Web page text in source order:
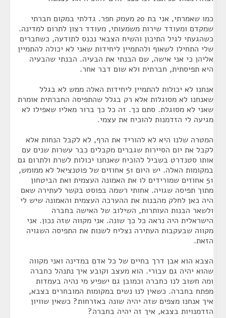
כמו שאמרתי, אני בת 20 מעמק חפר. גדלתי במקום חברתי
שמקדם ומעודד שירות משמעותי, מעודד רצון לתרום למדינה.
כשהגעתי לגיל התיכון והשיח הצבאי נכנס לתודעה, כשחברים
שלי התחילו לשאוף ולהתמיין ליחידות שאני לא יכולה להתמיין
אליהן כי אני אישה, שם הבנתי את הבעיה. הבנתי שהבעיה
היא תפיסתית, חברתית ולא שום דבר אחר.
אנחנו לא יכולות להתמיין ליחידות האלה ממש לא בגלל
שאנחנו לא מסוגלות אלא רק בגלל שהתפיסה החברתית אומרת
שאני לא מסוגלת. סתם כך. זה כל כך ברור מאליו שאפילו לא
מגיעה לי הזדמנות להוכיח את עצמי.
המטרה שלנו היא לא להוריד את הרף, לא לקבל הנחות אלא
לקבל את יום הסיירות שגברים מקבלים כבר עשרות שנים עם
אותו סטנדרט בשביל להוכיח שאנחנו יכולות לשרת ולתרום גם
במקומות האלה. יש היום 51 אחוזים של פוטנציאל לא ממומש,
51 אחוזים שמורידים לו את האמונה העצמית ואת הביטחון
מתוך תפיסה שגויה. אחותי רשמה בפוסט בקשר לעתירה שאם
היה כאן לחלק מהבנות את ההערכה העצמית והאמונה שיש לי
ולשאר הבנות העותרות, השילוב של האישה בחברה
הישראלית היה נראה כל כך שונה. אני מקווה שזה נכון. אני
מקווה שבעקבות העתירה נצליח לשנות את התפיסה השגויה
הזאת.
הצבא הוא אבן דרך בחיים של כל אדם במדינה ואני מקווה
שהוא יהיה גם עבורי. הוא מעצב וקובע איך נתנהל כחברה
ומה חשוב לנו כחברה וכמובן גם ישפיע מי נהיה בעמדות
מפתח בחברה. כשאין לנו נשים במקומות המובחרים בצבא,
איך אנחנו מצפים שזה יהיה שונה באזרחות? כשאין שוויון
הזדמנויות בצבא, איך זה יהיה בחברה?